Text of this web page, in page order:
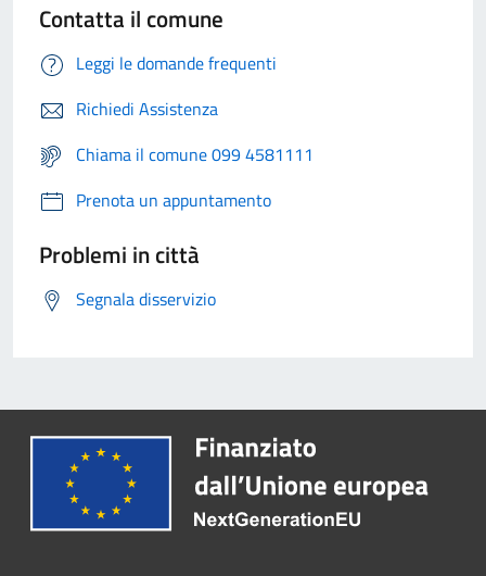
Contatta il comune
Leggi le domande frequenti
Richiedi Assistenza
Chiama il comune 099 4581111
Prenota un appuntamento
Problemi in città
Segnala disservizio